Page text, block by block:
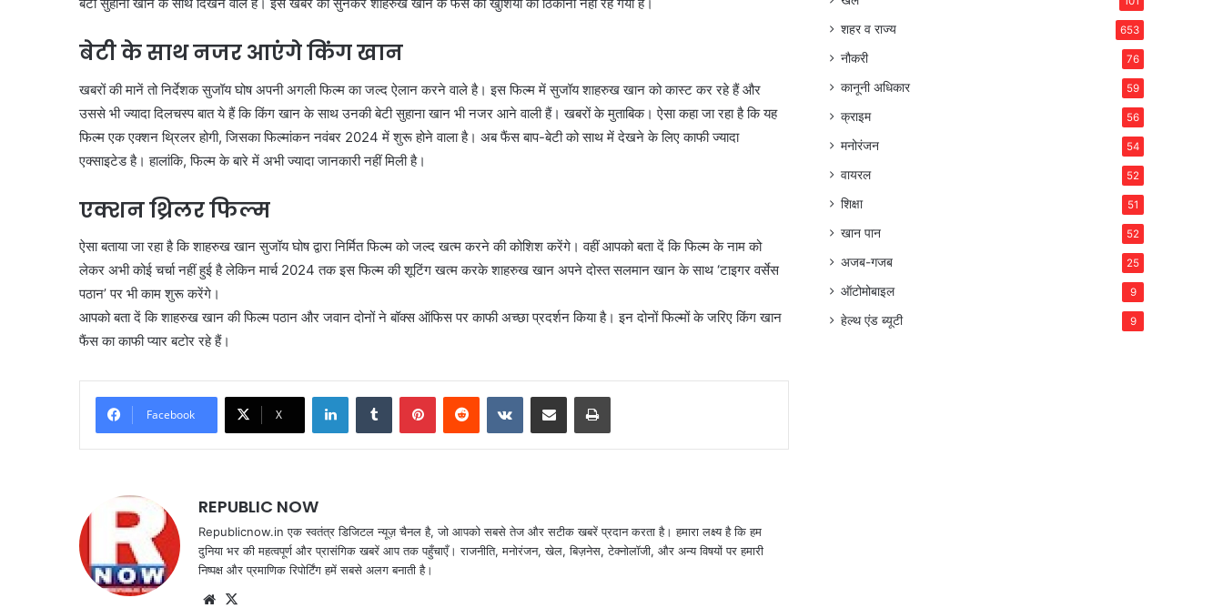
बेटी के साथ नजर आएंगे किंग खान
खबरों की मानें तो निर्देशक सुजॉय घोष अपनी अगली फिल्म का जल्द ऐलान करने वाले है। इस फिल्म में सुजॉय शाहरुख खान को कास्ट कर रहे हैं और
उससे भी ज्यादा दिलचस्प बात ये हैं कि किंग खान के साथ उनकी बेटी सुहाना खान भी नजर आने वाली हैं। खबरों के मुताबिक। ऐसा कहा जा रहा है कि यह
फिल्म एक एक्शन थ्रिलर होगी, जिसका फिल्मांकन नवंबर 2024 में शुरू होने वाला है। अब फैंस बाप-बेटी को साथ में देखने के लिए काफी ज्यादा
एक्साइटेड है। हालांकि, फिल्म के बारे में अभी ज्यादा जानकारी नहीं मिली है।
एक्शन थ्रिलर फिल्म
ऐसा बताया जा रहा है कि शाहरुख खान सुजॉय घोष द्वारा निर्मित फिल्म को जल्द खत्म करने की कोशिश करेंगे। वहीं आपको बता दें कि फिल्म के नाम को
लेकर अभी कोई चर्चा नहीं हुई है लेकिन मार्च 2024 तक इस फिल्म की शूटिंग खत्म करके शाहरुख खान अपने दोस्त सलमान खान के साथ ‘टाइगर वर्सेस
पठान’ पर भी काम शुरू करेंगे।
आपको बता दें कि शाहरुख खान की फिल्म पठान और जवान दोनों ने बॉक्स ऑफिस पर काफी अच्छा प्रदर्शन किया है। इन दोनों फिल्मों के जरिए किंग खान
फैंस का काफी प्यार बटोर रहे हैं।
Facebook X
LinkedInTumblr PinterestReddit VKontakteShare via Email Print
REPUBLIC NOW
Republicnow.in एक स्वतंत्र डिजिटल न्यूज़ चैनल है, जो आपको सबसे तेज और सटीक खबरें प्रदान करता है। हमारा लक्ष्य है कि हम
दुनिया भर की महत्वपूर्ण और प्रासंगिक खबरें आप तक पहुँचाएँ। राजनीति, मनोरंजन, खेल, बिज़नेस, टेक्नोलॉजी, और अन्य विषयों पर हमारी
निष्पक्ष और प्रमाणिक रिपोर्टिंग हमें सबसे अलग बनाती है।
Website
शहर व राज्य 653
नौकरी 76
कानूनी अधिकार 59
क्राइम 56
मनोरंजन 54
वायरल 52
शिक्षा 51
खान पान 52
अजब-गजब 25
ऑटोमोबाइल 9
हेल्थ एंड ब्यूटी 9